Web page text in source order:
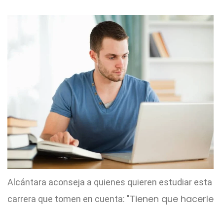
Alcántara aconseja a quienes quieren estudiar esta
carrera que tomen en cuenta: "Tienen que hacerle